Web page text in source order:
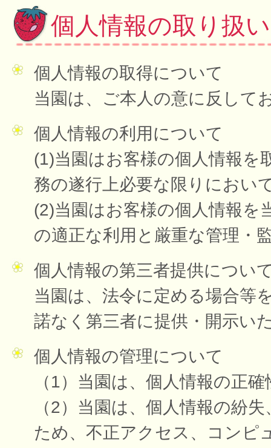
個人情報の取り扱
個人情報の取得について
当園は、ご本人の意に反して
個人情報の利用について
(1)当園はお客様の個人情報を
務の遂行上必要な限りにおい
(2)当園はお客様の個人情報を
の適正な利用と厳重な管理・
個人情報の第三者提供につい
当園は、法令に定める場合等
諾なく第三者に提供・開示い
個人情報の管理について
（1）当園は、個人情報の正
（2）当園は、個人情報の紛
ため、不正アクセス、コンピ